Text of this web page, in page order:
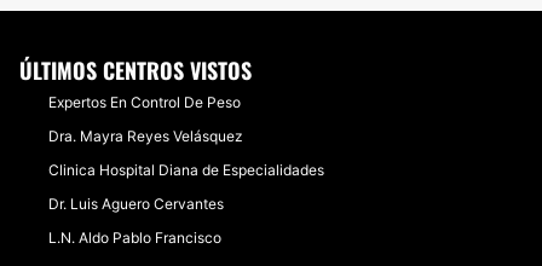
ÚLTIMOS CENTROS VISTOS
Expertos En Control De Peso
Dra. Mayra Reyes Velásquez
Clinica Hospital Diana de Especialidades
Dr. Luis Aguero Cervantes
L.N. Aldo Pablo Francisco